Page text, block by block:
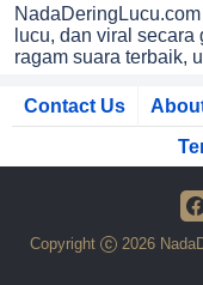
lucu, dan viral
ragam suara terbaik,
Contact Us
Copyright 2026